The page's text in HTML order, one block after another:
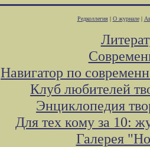
Редколлегия| О журнале|
Навигатор по
Клуб любителей
Энциклопедия
Для тех кому за 10:
Галерея